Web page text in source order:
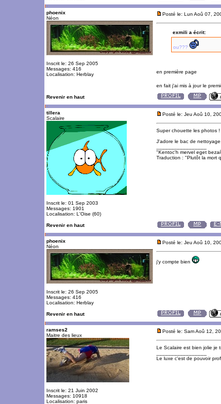
phoenix
Néon
Inscrit le: 26 Sep 2005
Messages: 416
Localisation: Herblay
Posté le: Lun Aoû 07,
exmili a écrit:
ou???
en première page
en fait j'ai mis à jour le
Revenir en haut
tillera
Scalaire
Inscrit le: 01 Sep 2003
Messages: 1901
Localisation: L'Oise (60)
Posté le: Jeu Aoû 10,
Super chouette les photos !
J'adore le bac de
"Kentoc'h mervel eget
Traduction : "Plutôt la mort
Revenir en haut
phoenix
Néon
Inscrit le: 26 Sep 2005
Messages: 416
Localisation: Herblay
Posté le: Jeu Aoû 10,
j'y compte bien
Revenir en haut
ramses2
Maitre des lieux
Inscrit le: 21 Juin 2002
Messages: 10918
Localisation: paris
Posté le: Sam Aoû 12,
Le Scalaire est bien jolie je
Le luxe c'est de pouvoir